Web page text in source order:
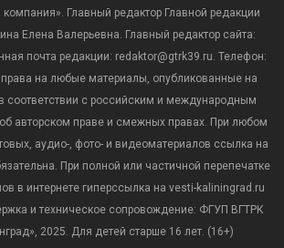
Главный редактор Главной редакции
Елена Валерьевна. Главный редактор сайта:
почта редакции: redaktor@gtrk39.ru. Телефон:
на любые материалы, опубликованные на
соответствии с российским и международным
авторском праве и смежных правах. При любом
аудио-, фото- и видеоматериалов ссылка на
При полной или частичной перепечатке
в интернете гиперссылка на vesti-kaliningrad.ru
и техническое сопровождение: ФГУП ВГТРК
2025. Для детей старше 16 лет. (16+)